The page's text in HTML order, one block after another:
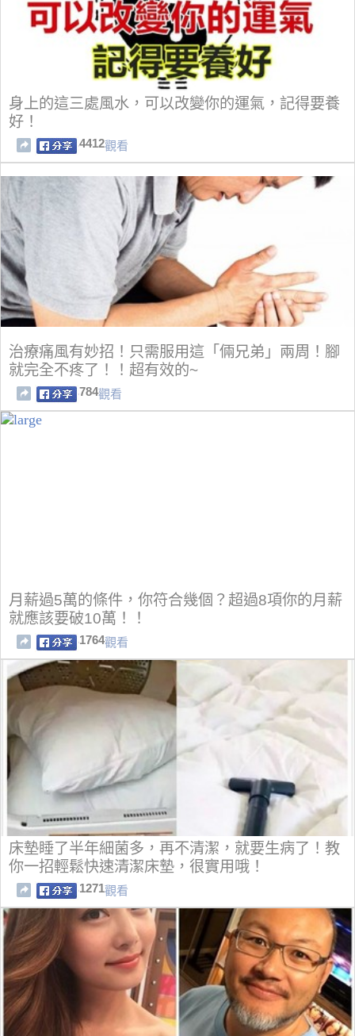
身上的這三處風水，可以改變你的運氣，記得要養
好！
4412觀看
治療痛風有妙招！只需服用這「倆兄弟」兩周！腳
就完全不疼了！！超有效的~
784觀看
月薪過5萬的條件，你符合幾個？超過8項你的月薪
就應該要破10萬！！
1764觀看
床墊睡了半年細菌多，再不清潔，就要生病了！教
你一招輕鬆快速清潔床墊，很實用哦！
1271觀看